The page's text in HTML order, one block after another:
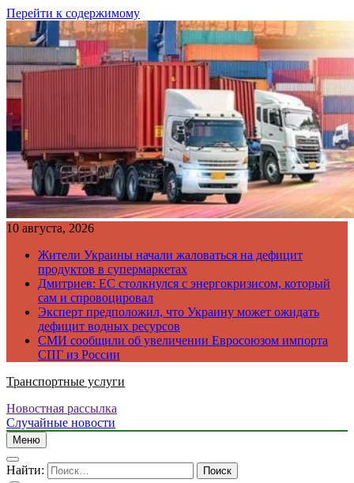
Перейти к содержимому
10 августа, 2026
Жители Украины начали жаловаться на дефицит
продуктов в супермаркетах
Дмитриев: ЕС столкнулся с энергокризисом, который
сам и спровоцировал
Эксперт предположил, что Украину может ожидать
дефицит водных ресурсов
СМИ сообщили об увеличении Евросоюзом импорта
СПГ из России
Транспортные услуги
Новостная рассылка
Случайные новости
Меню
Найти: